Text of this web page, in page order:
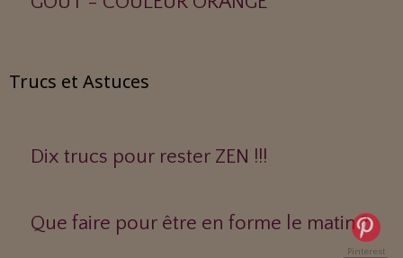
Trucs et Astuces
Dix trucs pour rester ZEN !!!
Que faire pour être en forme le matin ?
Pinterest